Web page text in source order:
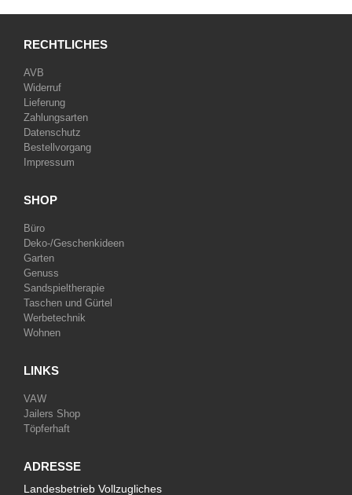
RECHTLICHES
AVB
Widerruf
Lieferung
Zahlungsarten
Datenschutz
Bestellvorgang
Impressum
SHOP
Büro
Deko-/Geschenkideen
Garten
Genuss
Sandspieltherapie
Taschen und Gürtel
Werbetechnik
Wohnen
LINKS
VAW
Jailers Shop
Töpferhaft
ADRESSE
Landesbetrieb Vollzugliches